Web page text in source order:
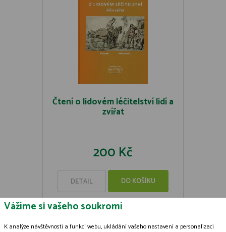
Čtení o lidovém léčitelství lidí a
zvířat
200 Kč
DETAIL DO KOŠÍKU
Vážíme si vašeho soukromí
K analýze návštěvnosti a funkcí webu, ukládání vašeho nastavení a personalizaci